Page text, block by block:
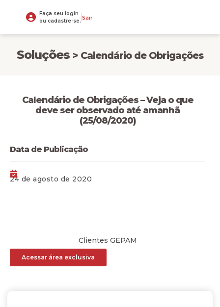
Faça seu login
ou cadastre-se. Sair
Soluções > Calendário de Obrigações
Calendário de Obrigações – Veja o que
deve ser observado até amanhã
(25/08/2020)
Data de Publicação
24 de agosto de 2020
Clientes GEPAM
Acessar área exclusiva